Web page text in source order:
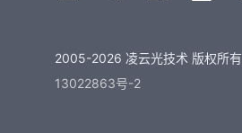
2005-2026 凌云光技术 版权所有
13022863号-2